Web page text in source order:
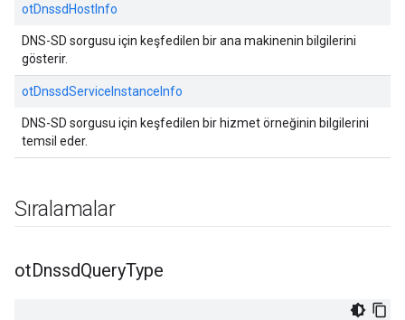
otDnssdHostInfo
DNS-SD sorgusu için keşfedilen bir ana makinenin bilgilerini
gösterir.
otDnssdServiceInstanceInfo
DNS-SD sorgusu için keşfedilen bir hizmet örneğinin bilgilerini
temsil eder.
Sıralamalar
otDnssdQueryType